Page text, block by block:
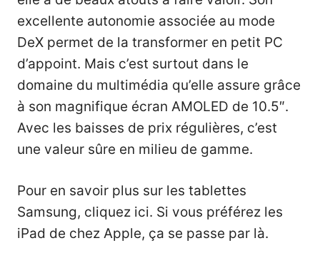
excellente autonomie associée au mode
DeX permet de la transformer en petit PC
d’appoint. Mais c’est surtout dans le
domaine du multimédia qu’elle assure grâce
à son magnifique écran AMOLED de 10.5″.
Avec les baisses de prix régulières, c’est
une valeur sûre en milieu de gamme.
Pour en savoir plus sur les tablettes
Samsung, cliquez ici. Si vous préférez les
iPad de chez Apple, ça se passe par là.